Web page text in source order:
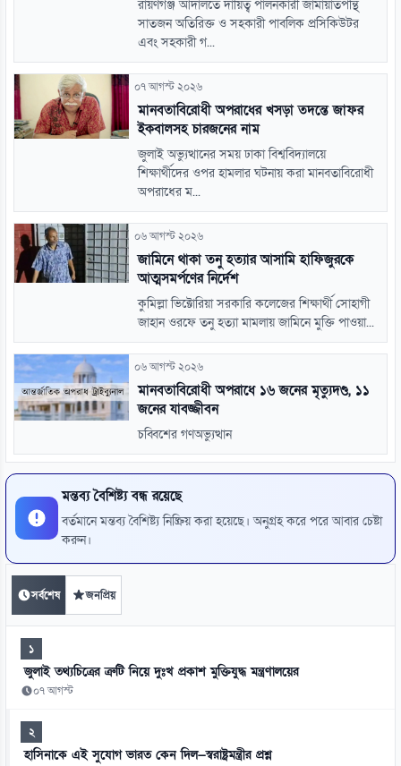
রায়ণগঞ্জ আদালতে দায়িত্ব পালনকারী জামায়াতপন্থি
সাতজন অতিরিক্ত ও সহকারী পাবলিক প্রসিকিউটর
এবং সহকারী গ...
০৭ আগস্ট ২০২৬
মানবতাবিরোধী অপরাধের খসড়া তদন্তে জাফর
ইকবালসহ চারজনের নাম
জুলাই অভ্যুত্থানের সময় ঢাকা বিশ্ববিদ্যালয়ে
শিক্ষার্থীদের ওপর হামলার ঘটনায় করা মানবতাবিরোধী
অপরাধের ম...
০৬ আগস্ট ২০২৬
জামিনে থাকা তনু হত্যার আসামি হাফিজুরকে
আত্মসমর্পণের নির্দেশ
কুমিল্লা ভিক্টোরিয়া সরকারি কলেজের শিক্ষার্থী সোহাগী
জাহান ওরফে তনু হত্যা মামলায় জামিনে মুক্তি পাওয়া...
০৬ আগস্ট ২০২৬
মানবতাবিরোধী অপরাধে ১৬ জনের মৃত্যুদণ্ড, ১১
জনের যাবজ্জীবন
চব্বিশের গণঅভ্যুত্থান
মন্তব্য বৈশিষ্ট্য বন্ধ রয়েছে
বর্তমানে মন্তব্য বৈশিষ্ট্য নিষ্ক্রিয় করা হয়েছে। অনুগ্রহ করে পরে আবার চেষ্টা
করুন।
সর্বশেষ জনপ্রিয়
১
জুলাই তথ্যচিত্রের ত্রুটি নিয়ে দুঃখ প্রকাশ মুক্তিযুদ্ধ মন্ত্রণালয়ের
০৭ আগস্ট
২
হাসিনাকে এই সুযোগ ভারত কেন দিল—স্বরাষ্ট্রমন্ত্রীর প্রশ্ন